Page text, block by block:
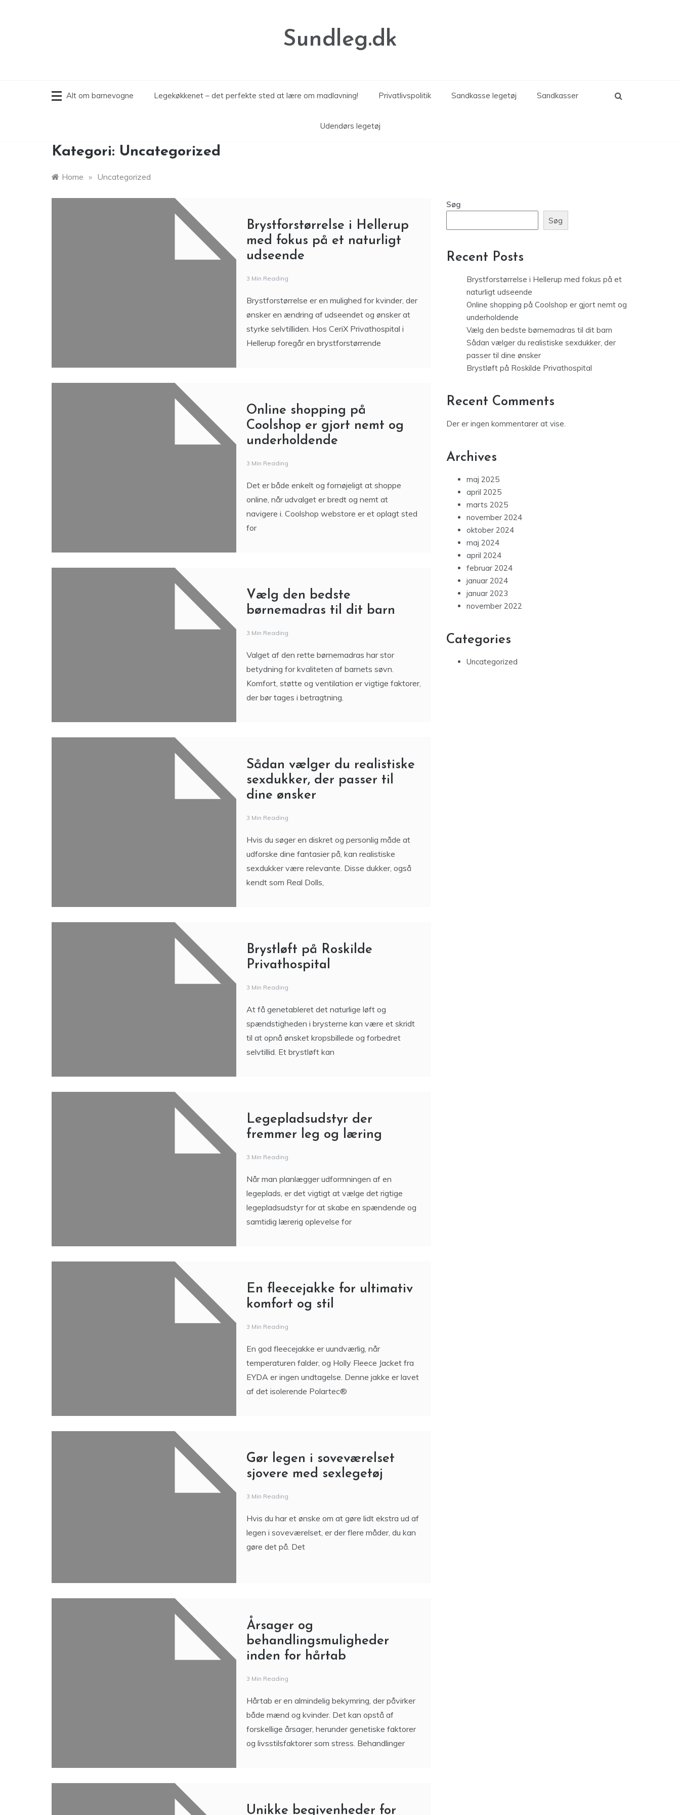
Sundleg.dk
Alt om barnevogne Legekøkkenet – det perfekte sted at lære om madlavning! Privatlivspolitik Sandkasse legetøj Sandkasser
Udendørs legetøj
Kategori: Uncategorized
Home » Uncategorized
Brystforstørrelse i Hellerup
med fokus på et naturligt
udseende
3 Min Reading
Brystforstørrelse er en mulighed for kvinder, der
ønsker en ændring af udseendet og ønsker at
styrke selvtilliden. Hos CeriX Privathospital i
Hellerup foregår en brystforstørrende
Online shopping på
Coolshop er gjort nemt og
underholdende
3 Min Reading
Det er både enkelt og fornøjeligt at shoppe
online, når udvalget er bredt og nemt at
navigere i. Coolshop webstore er et oplagt sted
for
Vælg den bedste
børnemadras til dit barn
3 Min Reading
Valget af den rette børnemadras har stor
betydning for kvaliteten af barnets søvn.
Komfort, støtte og ventilation er vigtige faktorer,
der bør tages i betragtning.
Sådan vælger du realistiske
sexdukker, der passer til
dine ønsker
3 Min Reading
Hvis du søger en diskret og personlig måde at
udforske dine fantasier på, kan realistiske
sexdukker være relevante. Disse dukker, også
kendt som Real Dolls,
Brystløft på Roskilde
Privathospital
3 Min Reading
At få genetableret det naturlige løft og
spændstigheden i brysterne kan være et skridt
til at opnå ønsket kropsbillede og forbedret
selvtillid. Et brystløft kan
Legepladsudstyr der
fremmer leg og læring
3 Min Reading
Når man planlægger udformningen af en
legeplads, er det vigtigt at vælge det rigtige
legepladsudstyr for at skabe en spændende og
samtidig lærerig oplevelse for
En fleecejakke for ultimativ
komfort og stil
3 Min Reading
En god fleecejakke er uundværlig, når
temperaturen falder, og Holly Fleece Jacket fra
EYDA er ingen undtagelse. Denne jakke er lavet
af det isolerende Polartec®
Gør legen i soveværelset
sjovere med sexlegetøj
3 Min Reading
Hvis du har et ønske om at gøre lidt ekstra ud af
legen i soveværelset, er der flere måder, du kan
gøre det på. Det
Årsager og
behandlingsmuligheder
inden for hårtab
3 Min Reading
Hårtab er en almindelig bekymring, der påvirker
både mænd og kvinder. Det kan opstå af
forskellige årsager, herunder genetiske faktorer
og livsstilsfaktorer som stress. Behandlinger
Unikke begivenheder for
Søg
Søg
Recent Posts
Brystforstørrelse i Hellerup med fokus på et
naturligt udseende
Online shopping på Coolshop er gjort nemt og
underholdende
Vælg den bedste børnemadras til dit barn
Sådan vælger du realistiske sexdukker, der
passer til dine ønsker
Brystløft på Roskilde Privathospital
Recent Comments
Der er ingen kommentarer at vise.
Archives
maj 2025
april 2025
marts 2025
november 2024
oktober 2024
maj 2024
april 2024
februar 2024
januar 2024
januar 2023
november 2022
Categories
Uncategorized